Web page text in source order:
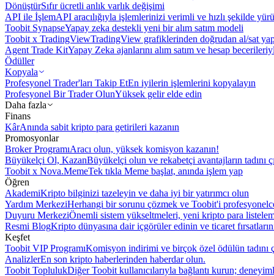
DönüştürSıfır ücretli anlık varlık değişimi
API ile İşlemAPI aracılığıyla işlemlerinizi verimli ve hızlı şekilde
Toobit SynapseYapay zeka destekli yeni bir alım satım modeli
Toobit x TradingViewTradingView grafiklerinden doğrudan al/sat
Agent Trade KitYapay Zeka ajanlarını alım satım ve hesap
Ödüller
Kopyala
Profesyonel Trader'ları Takip EtEn iyilerin işlemlerini kopyalayın
Profesyonel Bir Trader OlunYüksek gelir elde edin
Daha fazla
Finans
KârAnında sabit kripto para getirileri kazanın
Promosyonlar
Broker ProgramıAracı olun, yüksek komisyon kazanın!
Büyükelçi Ol, KazanBüyükelçi olun ve rekabetçi avantajların tadını
Toobit x Nova.MemeTek tıkla Meme başlat, anında işlem yap
Öğren
AkademiKripto bilginizi tazeleyin ve daha iyi bir yatırımcı olun
Yardım MerkeziHerhangi bir sorunu çözmek ve Toobit'i
Duyuru MerkeziÖnemli sistem yükseltmeleri, yeni kripto para
Resmi BlogKripto dünyasına dair içgörüler edinin ve ticaret
Keşfet
Toobit VIP ProgramıKomisyon indirimi ve birçok özel ödülün tadını
AnalizlerEn son kripto haberlerinden haberdar olun.
Toobit ToplulukDiğer Toobit kullanıcılarıyla bağlantı kurun;